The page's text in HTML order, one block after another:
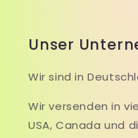
Unser
Wir sind in
Wir versenden in
USA, Canada und